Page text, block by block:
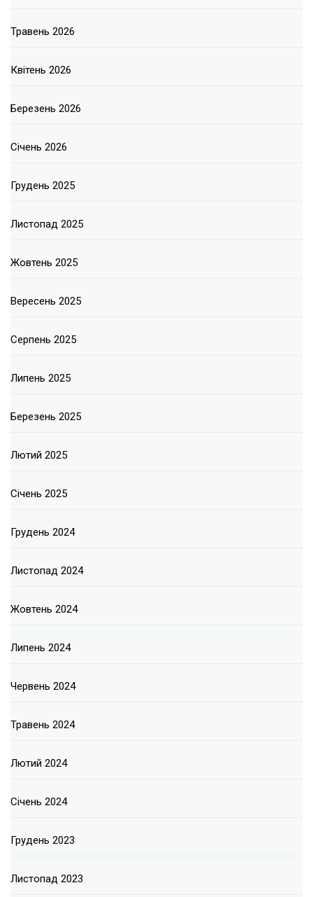
Травень 2026
Квітень 2026
Березень 2026
Січень 2026
Грудень 2025
Листопад 2025
Жовтень 2025
Вересень 2025
Серпень 2025
Липень 2025
Березень 2025
Лютий 2025
Січень 2025
Грудень 2024
Листопад 2024
Жовтень 2024
Липень 2024
Червень 2024
Травень 2024
Лютий 2024
Січень 2024
Грудень 2023
Листопад 2023